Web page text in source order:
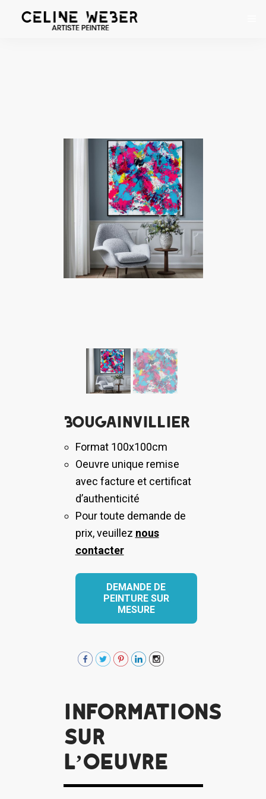
EXPOSITIONS
Bougainvillier
Format 100x100cm
Oeuvre unique remise
avec facture et certificat
d’authenticité
Pour toute demande de
prix, veuillez nous
contacter
DEMANDE DE
PEINTURE SUR
MESURE
Informations
sur
l’oeuvre